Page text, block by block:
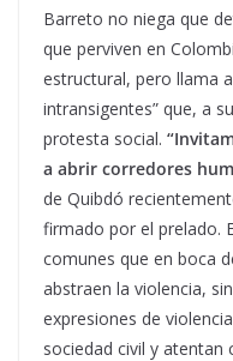
Barreto no niega que
que perviven en
estructural, pero llama
intransigentes” que, a
protesta social.
a abrir corredores
de Quibdó
firmado por el prelado.
comunes que en boca
abstraen la violencia,
expresiones de
sociedad civil y atentan